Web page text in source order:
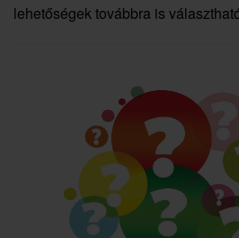
lehetőségek továbbra is